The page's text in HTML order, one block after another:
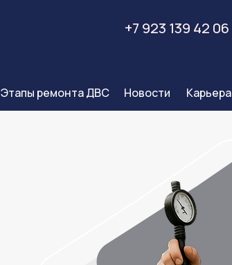
+7 923 139 42 06
Карьера
Новости
Этапы ремонта ДВС